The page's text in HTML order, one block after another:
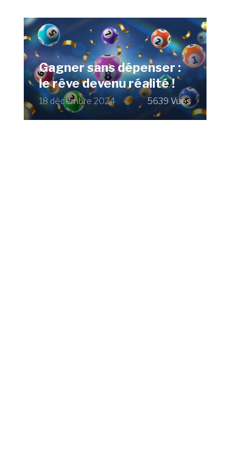
Gagner sans dépenser :
le rêve devenu réalité !
18 décembre 2024 5639 Vues